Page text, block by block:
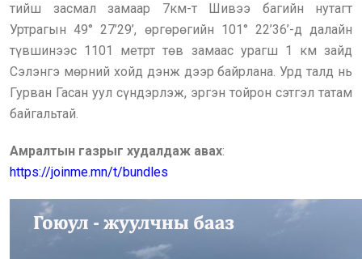
тийш засмал замаар 7км-т Шивээ багийн нутагт
Уртрагын 49° 27’29’, өргөрөгийн 101° 22’36’-д далайн
түвшинээс 1101 метрт төв замаас урагш 1 км зайд
Сэлэнгэ мөрний хойд дэнж дээр байрлана. Урд талд нь
Гурван Гасан уул сүндэрлэж, эргэн тойрон сэтгэл татам
байгальтай.
Амралтын газрыг худалдаж авах:
https://joinme.mn/t/bundles